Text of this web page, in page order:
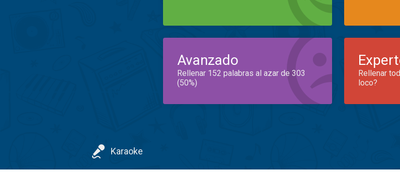
Avanzado
Rellenar 152 palabras al azar de 303
(50%)
Rellenar
loco?
Karaoke